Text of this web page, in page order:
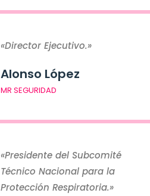
«Director Ejecutivo.»
Alonso López
MR SEGURIDAD
«Presidente del Subcomité
Técnico Nacional para la
Protección Respiratoria.»